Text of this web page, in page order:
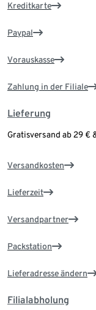
Kreditkarte
Paypal
Vorauskasse
Zahlung in der Filiale
Lieferung
Gratisversand ab 29 €
Versandkosten
Lieferzeit
Versandpartner
Packstation
Lieferadresse ändern
Filialabholung